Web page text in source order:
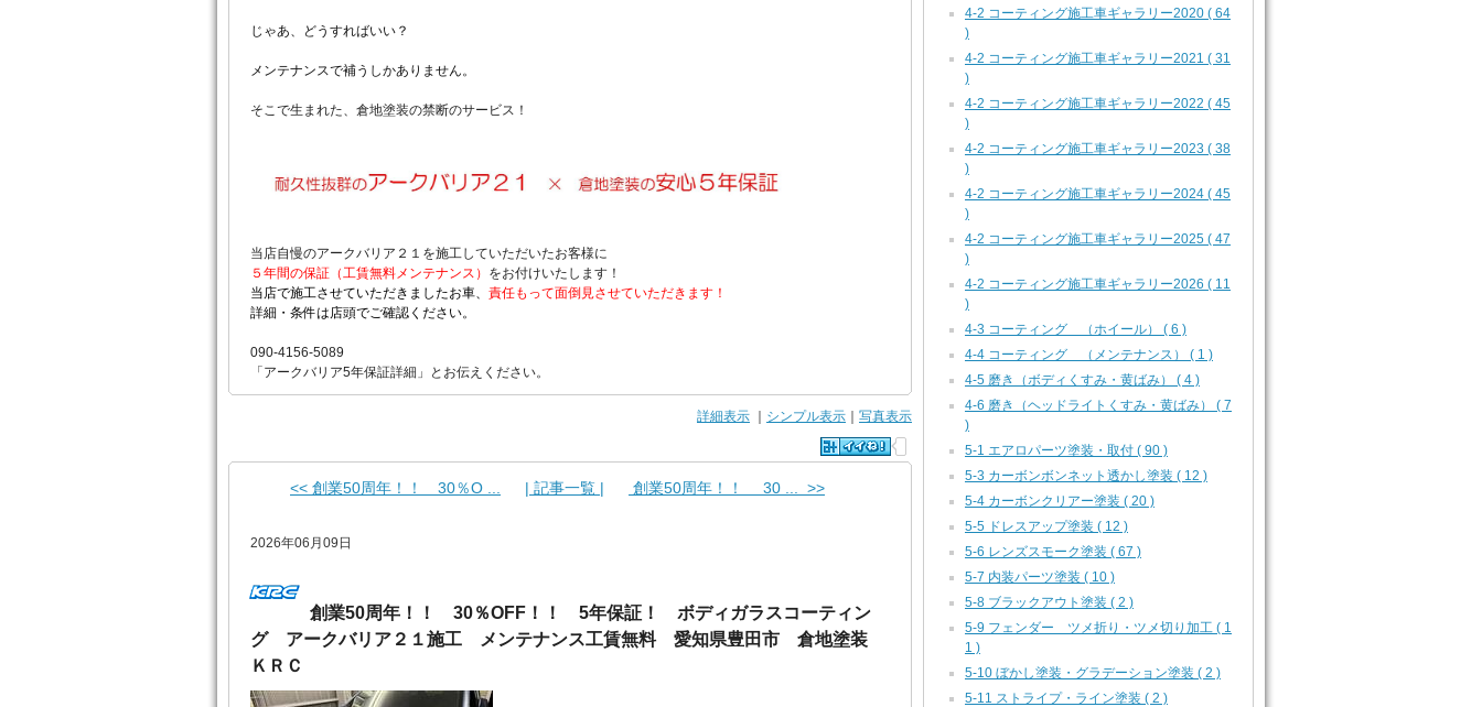
じゃあ、どうすればいい？
メンテナンスで補うしかありません。
そこで生まれた、倉地塗装の禁断のサービス！
当店自慢のアークバリア２１を施工していただいたお客様に
５年間の保証（工賃無料メンテナンス） をお付けいたします！
当店で施工させていただきましたお車、 責任もって面倒見させていただきます！
詳細・条件は店頭でご確認ください。
090-4156-5089
「アークバリア5年保証詳細」とお伝えください。
詳細表示 シンプル表示 写真表示
<< 創業50周年！！ 30％O ... | 記事一覧 | 創業50周年！！ 30 ... >>
2026年06月09日
創業50周年！！ 30％OFF！！ 5年保証！ ボディガラスコーティン
グ アークバリア２１施工 メンテナンス工賃無料 愛知県豊田市 倉地塗装
ＫＲＣ
4-2 コーティング施工車ギャラリー2020 ( 64
)
4-2 コーティング施工車ギャラリー2021 ( 31
)
4-2 コーティング施工車ギャラリー2022 ( 45
)
4-2 コーティング施工車ギャラリー2023 ( 38
)
4-2 コーティング施工車ギャラリー2024 ( 45
)
4-2 コーティング施工車ギャラリー2025 ( 47
)
4-2 コーティング施工車ギャラリー2026 ( 11
)
4-3 コーティング （ホイール） ( 6 )
4-4 コーティング （メンテナンス） ( 1 )
4-5 磨き（ボディくすみ・黄ばみ） ( 4 )
4-6 磨き（ヘッドライトくすみ・黄ばみ） ( 7
)
5-1 エアロパーツ塗装・取付 ( 90 )
5-3 カーボンボンネット透かし塗装 ( 12 )
5-4 カーボンクリアー塗装 ( 20 )
5-5 ドレスアップ塗装 ( 12 )
5-6 レンズスモーク塗装 ( 67 )
5-7 内装パーツ塗装 ( 10 )
5-8 ブラックアウト塗装 ( 2 )
5-9 フェンダー ツメ折り・ツメ切り加工 ( 1
1 )
5-10 ぼかし塗装・グラデーション塗装 ( 2 )
5-11 ストライプ・ライン塗装 ( 2 )